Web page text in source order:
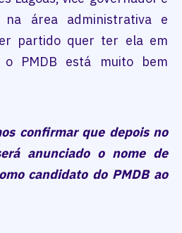
na área administrativa e
partido quer ter ela em
o PMDB está muito bem
confirmar que depois no
anunciado o nome de
candidato do PMDB ao